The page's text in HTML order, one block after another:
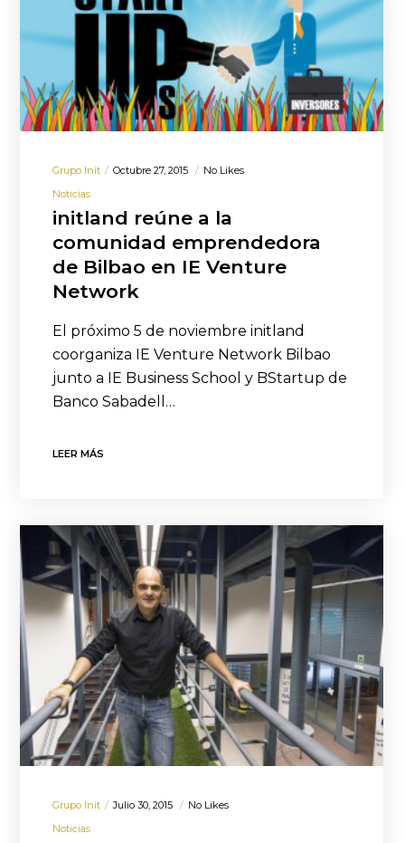
Grupo Init Octubre 27, 2015
No Likes
Noticias
initland reúne a la
comunidad emprendedora
de Bilbao en IE Venture
Network
El próximo 5 de noviembre initland
coorganiza IE Venture Network Bilbao
junto a IE Business School y BStartup de
Banco Sabadell…
LEER MÁS
Grupo Init Julio 30, 2015
No Likes
Noticias